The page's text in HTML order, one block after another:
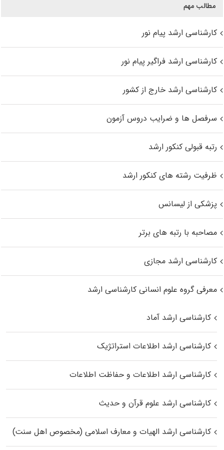
مطالب مهم
کارشناسی ارشد پیام نور
کارشناسی ارشد فراگیر پیام نور
کارشناسی ارشد خارج از کشور
سرفصل ها و ضرایب دروس آزمون
رتبه قبولی کنکور ارشد
ظرفیت رشته های کنکور ارشد
پزشکی از لیسانس
مصاحبه با رتبه های برتر
کارشناسی ارشد مجازی
معرفی گروه علوم انسانی کارشناسی ارشد
کارشناسی ارشد آماد
کارشناسی ارشد اطلاعات استراتژیک
کارشناسی ارشد اطلاعات و حفاظت اطلاعات
کارشناسی ارشد علوم قرآن و حدیث
کارشناسی ارشد الهیات و معارف اسلامی (مخصوص اهل سنت)